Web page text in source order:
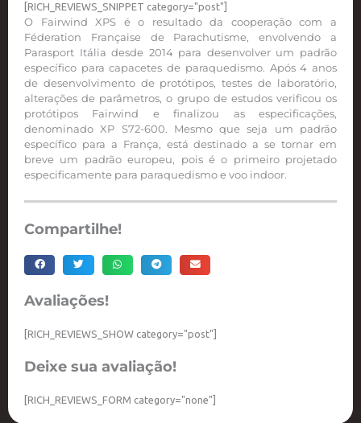
[RICH_REVIEWS_SNIPPET category="post"]
O Fairwind XPS é o resultado da cooperação com a
Féderation Française de Parachutisme, envolvendo a
Parasport Itália desde 2014 para desenvolver um padrão
específico para capacetes de paraquedismo. Após 4 anos
de desenvolvimento de protótipos, testes de laboratório,
alterações de parâmetros, o grupo de estudos verificou os
protótipos Fairwind e finalizou as especificações,
denominado XP S72-600. Mesmo que seja um padrão
específico para a França, está destinado a se tornar em
breve um padrão europeu, pois é o primeiro projetado
especificamente para paraquedismo e voo indoor.
Compartilhe!
Avaliações!
[RICH_REVIEWS_SHOW category="post"]
Deixe sua avaliação!
[RICH_REVIEWS_FORM category="none"]